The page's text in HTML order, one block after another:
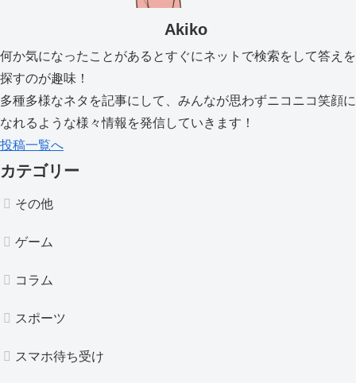
Akiko
何か気になったことがあるとすぐにネットで検索をして答えを
探すのが趣味！
多種多様なネタを記事にして、みんなが思わずニコニコ笑顔に
なれるような様々情報を発信していきます！
投稿一覧へ
カテゴリー
その他
ゲーム
コラム
スポーツ
スマホ待ち受け